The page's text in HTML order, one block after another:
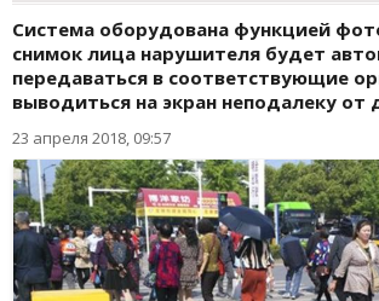
Система оборудована функцией
снимок лица нарушителя будет
передаваться в соответствующие
выводиться на экран неподалеку от
23 апреля 2018, 09:57